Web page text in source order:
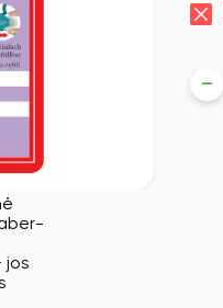
-